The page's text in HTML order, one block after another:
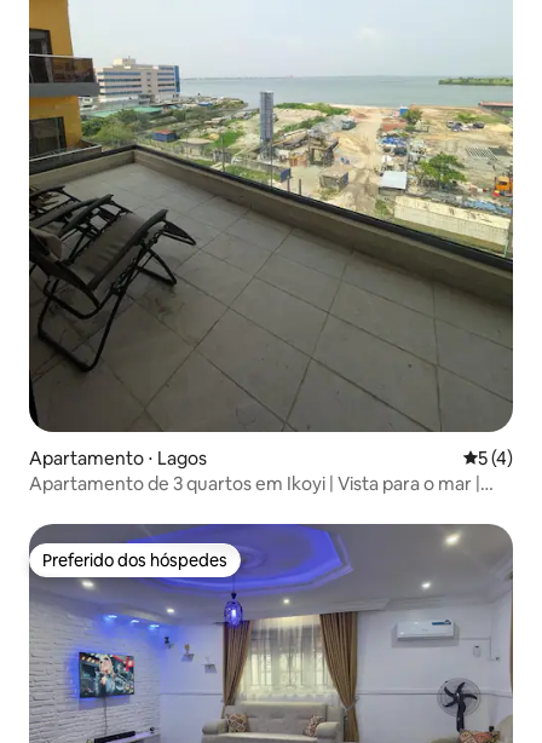
Apartamento ⋅ Lagos 5 de
5 (4)
Apartamento de 3 quartos em Ikoyi | Vista para o mar |
Preferido dos hóspedes
Preferido dos hóspedes